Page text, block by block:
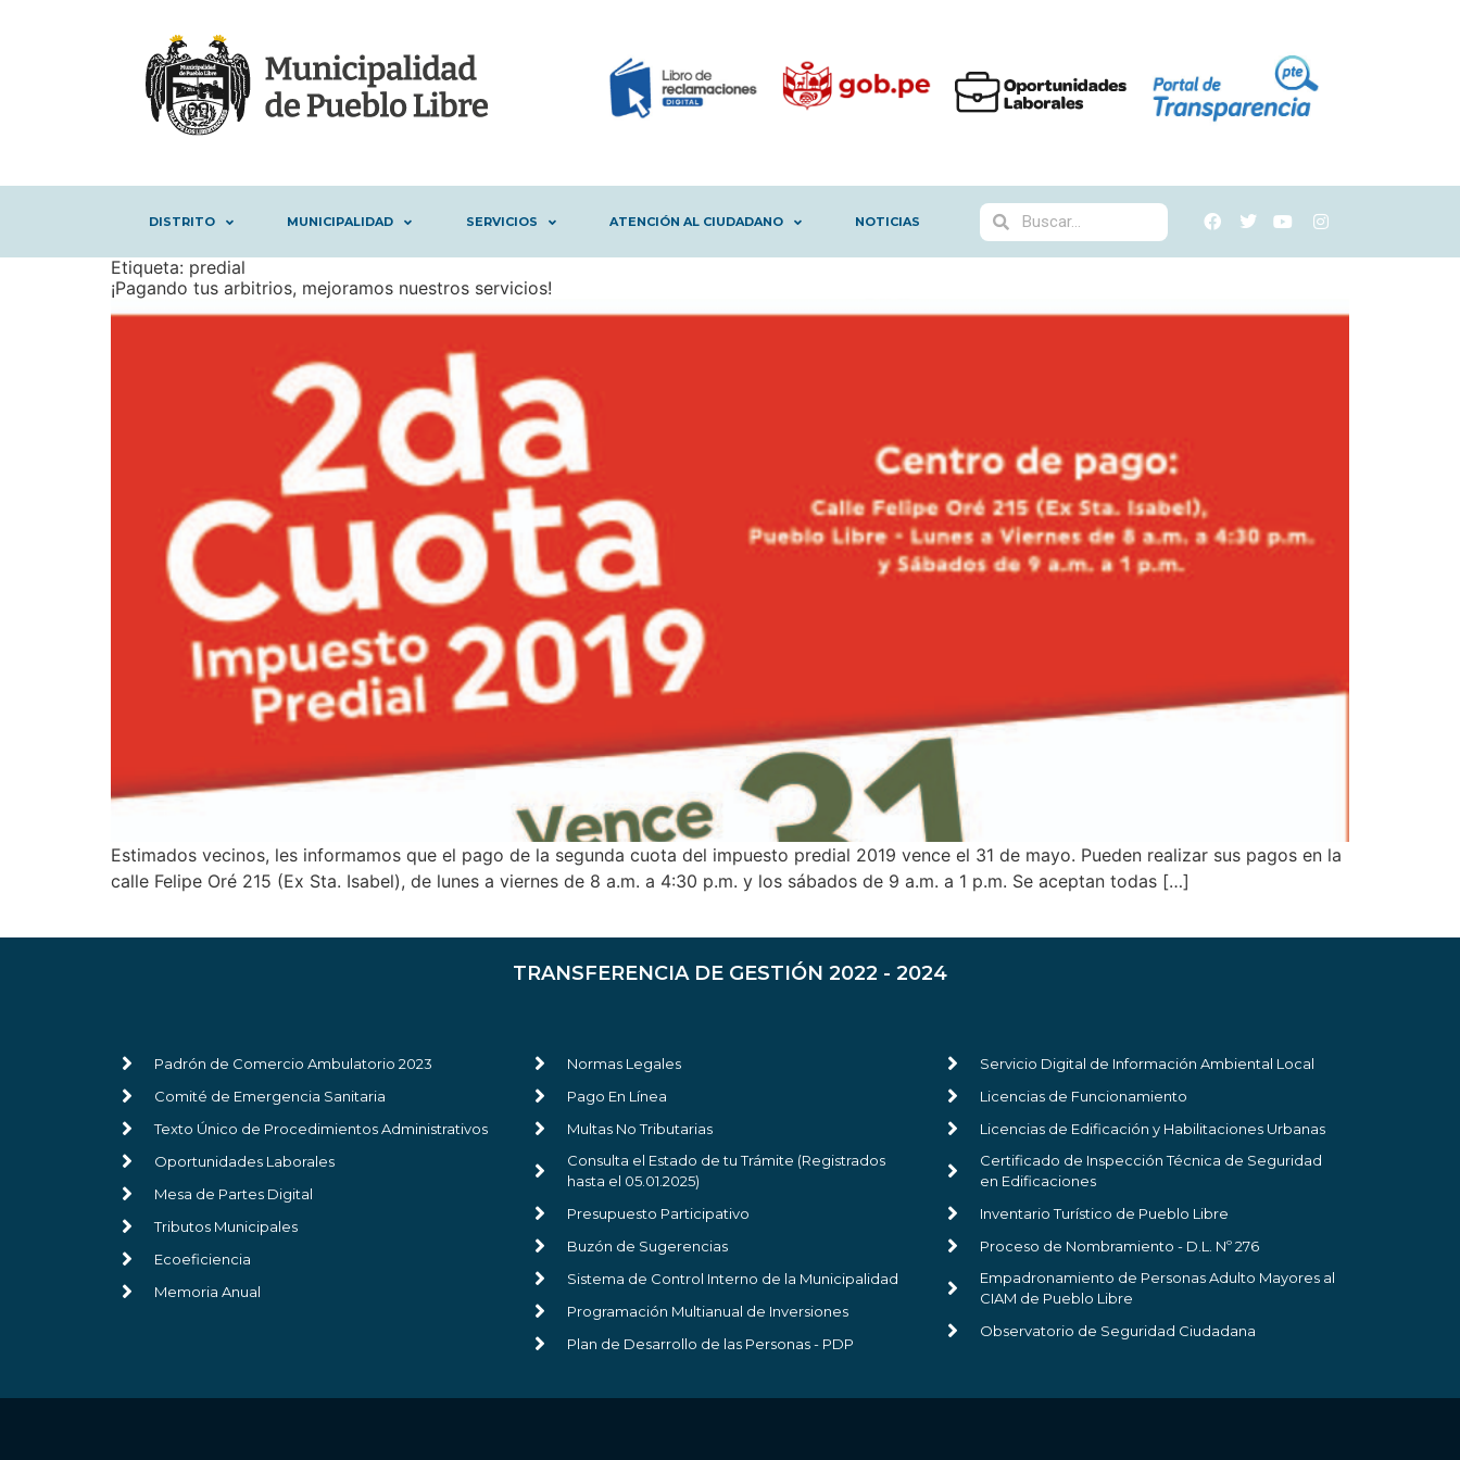
DISTRITO MUNICIPALIDAD SERVICIOS ATENCIÓN AL CIUDADANO NOTICIAS
Etiqueta: predial
¡Pagando tus arbitrios, mejoramos nuestros servicios!
Estimados vecinos, les informamos que el pago de la segunda cuota del impuesto predial 2019 vence el 31 de mayo. Pueden realizar sus pagos en la
calle Felipe Oré 215 (Ex Sta. Isabel), de lunes a viernes de 8 a.m. a 4:30 p.m. y los sábados de 9 a.m. a 1 p.m. Se aceptan todas […]
TRANSFERENCIA DE GESTIÓN 2022 - 2024
Padrón de Comercio Ambulatorio 2023
Comité de Emergencia Sanitaria
Texto Único de Procedimientos Administrativos
Oportunidades Laborales
Mesa de Partes Digital
Tributos Municipales
Ecoeficiencia
Memoria Anual
Normas Legales
Pago En Línea
Multas No Tributarias
Consulta el Estado de tu Trámite (Registrados
hasta el 05.01.2025)
Presupuesto Participativo
Buzón de Sugerencias
Sistema de Control Interno de la Municipalidad
Programación Multianual de Inversiones
Plan de Desarrollo de las Personas - PDP
Servicio Digital de Información Ambiental Local
Licencias de Funcionamiento
Licencias de Edificación y Habilitaciones Urbanas
Certificado de Inspección Técnica de Seguridad
en Edificaciones
Inventario Turístico de Pueblo Libre
Proceso de Nombramiento - D.L. Nº 276
Empadronamiento de Personas Adulto Mayores al
CIAM de Pueblo Libre
Observatorio de Seguridad Ciudadana